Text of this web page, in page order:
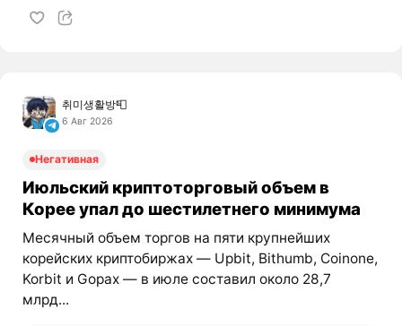
취미생활방📮
6 Авг 2026
Негативная
Июльский криптоторговый объем в
Корее упал до шестилетнего минимума
Месячный объем торгов на пяти крупнейших
корейских криптобиржах — Upbit, Bithumb, Coinone,
Korbit и Gopax — в июле составил около 28,7
млрд...